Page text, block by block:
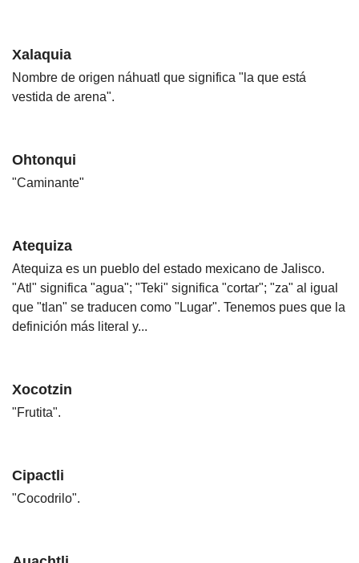
Xalaquia
Nombre de origen náhuatl que significa "la que está
vestida de arena".
Ohtonqui
"Caminante"
Atequiza
Atequiza es un pueblo del estado mexicano de Jalisco.
"Atl" significa "agua"; "Teki" significa "cortar"; "za" al igual
que "tlan" se traducen como "Lugar". Tenemos pues que la
definición más literal y...
Xocotzin
"Frutita".
Cipactli
"Cocodrilo".